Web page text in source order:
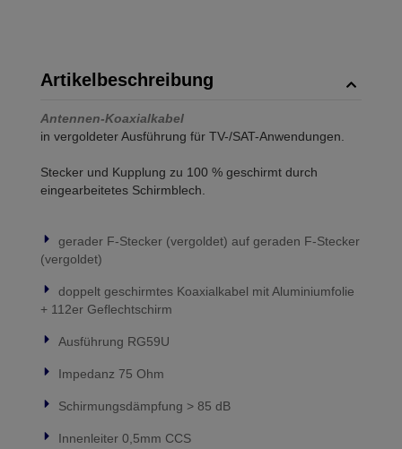
Artikelbeschreibung
Antennen-Koaxialkabel
in vergoldeter Ausführung für TV-/SAT-Anwendungen.
Stecker und Kupplung zu 100 % geschirmt durch
eingearbeitetes Schirmblech.
gerader F-Stecker (vergoldet) auf geraden F-Stecker
(vergoldet)
doppelt geschirmtes Koaxialkabel mit Aluminiumfolie
+ 112er Geflechtschirm
Ausführung RG59U
Impedanz 75 Ohm
Schirmungsdämpfung > 85 dB
Innenleiter 0,5mm CCS